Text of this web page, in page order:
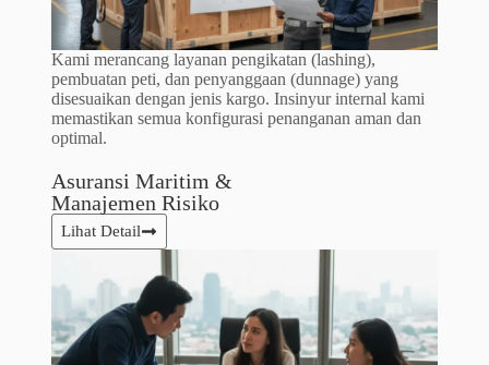
Kami merancang layanan pengikatan (lashing),
pembuatan peti, dan penyanggaan (dunnage) yang
disesuaikan dengan jenis kargo. Insinyur internal kami
memastikan semua konfigurasi penanganan aman dan
optimal.
Asuransi Maritim &
Manajemen Risiko​
Lihat Detail